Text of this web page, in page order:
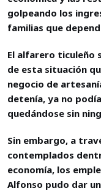
golpeando los
familias que
El alfarero ticuleño
de esta situación
negocio de
detenía, ya no
quedándose sin
Sin embargo, a
contemplados
economía, los
Alfonso pudo dar